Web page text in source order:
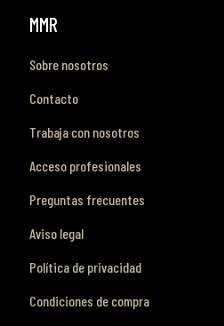
MMR
Sobre nosotros
Contacto
Trabaja con nosotros
Acceso profesionales
Preguntas frecuentes
Aviso legal
Política de privacidad
Condiciones de compra